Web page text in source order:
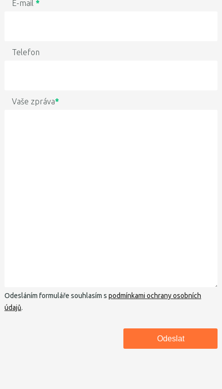
E-mail *
Telefon
Vaše zpráva*
Odesláním formuláře souhlasím s podmínkami ochrany osobních
údajů.